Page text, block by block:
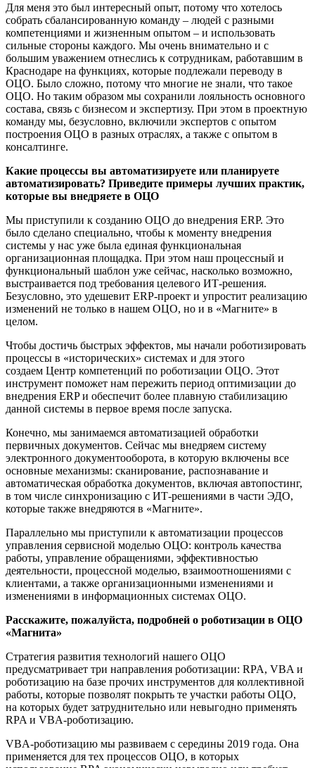
Для меня это был интересный опыт, потому что хотелось
собрать сбалансированную команду – людей с разными
компетенциями и жизненным опытом – и использовать
сильные стороны каждого. Мы очень внимательно и с
большим уважением отнеслись к сотрудникам, работавшим в
Краснодаре на функциях, которые подлежали переводу в
ОЦО. Было сложно, потому что многие не знали, что такое
ОЦО. Но таким образом мы сохранили лояльность основного
состава, связь с бизнесом и экспертизу. При этом в проектную
команду мы, безусловно, включили экспертов с опытом
построения ОЦО в разных отраслях, а также с опытом в
консалтинге.
Какие процессы вы автоматизируете или планируете
автоматизировать? Приведите примеры лучших практик,
которые вы внедряете в ОЦО
Мы приступили к созданию ОЦО до внедрения ERP. Это
было сделано специально, чтобы к моменту внедрения
системы у нас уже была единая функциональная
организационная площадка. При этом наш процессный и
функциональный шаблон уже сейчас, насколько возможно,
выстраивается под требования целевого ИТ-решения.
Безусловно, это удешевит ERP-проект и упростит реализацию
изменений не только в нашем ОЦО, но и в «Магните» в
целом.
Чтобы достичь быстрых эффектов, мы начали роботизировать
процессы в «исторических» системах и для этого
создаем Центр компетенций по роботизации ОЦО. Этот
инструмент поможет нам пережить период оптимизации до
внедрения ERP и обеспечит более плавную стабилизацию
данной системы в первое время после запуска.
Конечно, мы занимаемся автоматизацией обработки
первичных документов. Сейчас мы внедряем систему
электронного документооборота, в которую включены все
основные механизмы: сканирование, распознавание и
автоматическая обработка документов, включая автопостинг,
в том числе синхронизацию с ИТ-решениями в части ЭДО,
которые также внедряются в «Магните».
Параллельно мы приступили к автоматизации процессов
управления сервисной моделью ОЦО: контроль качества
работы, управление обращениями, эффективностью
деятельности, процессной моделью, взаимоотношениями с
клиентами, а также организационными изменениями и
изменениями в информационных системах ОЦО.
Расскажите, пожалуйста, подробней о роботизации в ОЦО
«Магнита»
Стратегия развития технологий нашего ОЦО
предусматривает три направления роботизации: RPA, VBA и
роботизацию на базе прочих инструментов для коллективной
работы, которые позволят покрыть те участки работы ОЦО,
на которых будет затруднительно или невыгодно применять
RPA и VBA-роботизацию.
VBA-роботизацию мы развиваем с середины 2019 года. Она
применяется для тех процессов ОЦО, в которых